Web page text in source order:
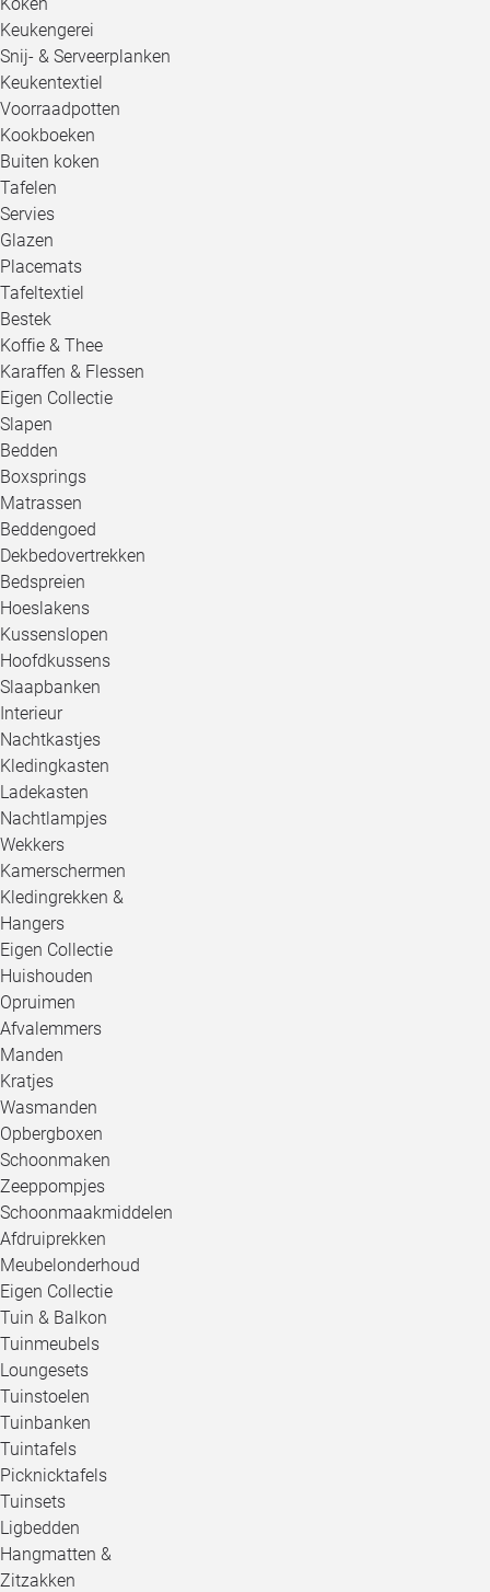
Keukengerei
Snij- & Serveerplanken
Keukentextiel
Voorraadpotten
Kookboeken
Buiten koken
Tafelen
Servies
Glazen
Placemats
Tafeltextiel
Bestek
Koffie & Thee
Karaffen & Flessen
Eigen Collectie
Slapen
Bedden
Boxsprings
Matrassen
Beddengoed
Dekbedovertrekken
Bedspreien
Hoeslakens
Kussenslopen
Hoofdkussens
Slaapbanken
Interieur
Nachtkastjes
Kledingkasten
Ladekasten
Nachtlampjes
Wekkers
Kamerschermen
Kledingrekken &
Hangers
Eigen Collectie
Huishouden
Opruimen
Afvalemmers
Manden
Kratjes
Wasmanden
Opbergboxen
Schoonmaken
Zeeppompjes
Schoonmaakmiddelen
Afdruiprekken
Meubelonderhoud
Eigen Collectie
Tuin & Balkon
Tuinmeubels
Loungesets
Tuinstoelen
Tuinbanken
Tuintafels
Picknicktafels
Tuinsets
Ligbedden
Hangmatten &
Zitzakken